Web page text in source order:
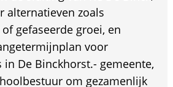
alternatieven zoals
gefaseerde groei, en
voor
De Binckhorst.- gemeente,
om gezamenlijk